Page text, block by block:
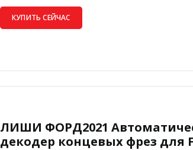
КУПИТЬ СЕЙЧАС
ЛИШИ ФОРД2021
декодер концевых фрез для